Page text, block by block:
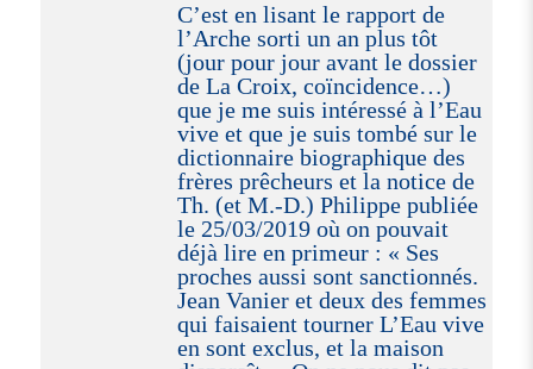
C’est en lisant le rapport de
l’Arche sorti un an plus tôt
(jour pour jour avant le dossier
de La Croix, coïncidence…)
que je me suis intéressé à l’Eau
vive et que je suis tombé sur le
dictionnaire biographique des
frères prêcheurs et la notice de
Th. (et M.-D.) Philippe publiée
le 25/03/2019 où on pouvait
déjà lire en primeur : « Ses
proches aussi sont sanctionnés.
Jean Vanier et deux des femmes
qui faisaient tourner L’Eau vive
en sont exclus, et la maison